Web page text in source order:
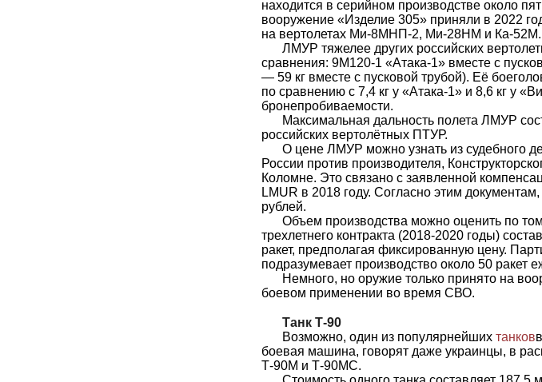
находится в серийном производстве около
вооружение «Изделие 305» приняли в 2022
на вертолетах Ми-8МНП-2, Ми-28НМ и Ка-52М.
ЛМУР тяжелее других российских
сравнения: 9М120-1 «Атака-1» вместе с
— 59 кг вместе с пусковой трубой). Её
по сравнению с 7,4 кг у «Атака-1» и 8,6 кг у
бронепробиваемости.
Максимальная дальность полета ЛМУР
российских вертолётных ПТУР.
О цене ЛМУР можно узнать из судебного
России против производителя,
Коломне. Это связано с заявленной
LMUR в 2018 году. Согласно этим
рублей.
Объем производства можно оценить по
трехлетнего контракта (2018-2020 годы)
ракет, предполагая фиксированную цену.
подразумевает производство около 50 ракет
Немного, но оружие только принято на
боевом применении во время СВО.
Танк Т-90
Возможно, один из популярнейшихтанков
боевая машина, говорят даже украинцы, в
Т-90М и Т-90МС.